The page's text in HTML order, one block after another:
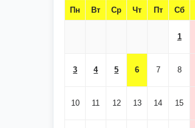
Пн Вт Ср Чт Пт Сб
1
3 4 5 6 7 8
10 11 12 13 14 15